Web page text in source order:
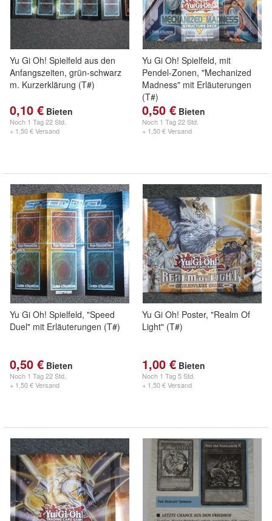
Yu Gi Oh! Spielfeld aus den
Anfangszeiten, grün-schwarz
m. Kurzerklärung (T#)
0,10 € Bieten
Noch 1 Tag 22 Std.
+ 1,50 € Versand
Yu Gi Oh! Spielfeld, mit
Pendel-Zonen, "Mechanized
Madness" mit Erläuterungen
(T#)
0,50 € Bieten
Noch 1 Tag 22 Std.
+ 1,50 € Versand
Yu Gi Oh! Spielfeld, "Speed
Duel" mit Erläuterungen (T#)
0,50 € Bieten
Noch 1 Tag 22 Std.
+ 1,50 € Versand
Yu Gi Oh! Poster, "Realm Of
Light" (T#)
1,00 € Bieten
Noch 1 Tag 5 Std.
+ 1,50 € Versand